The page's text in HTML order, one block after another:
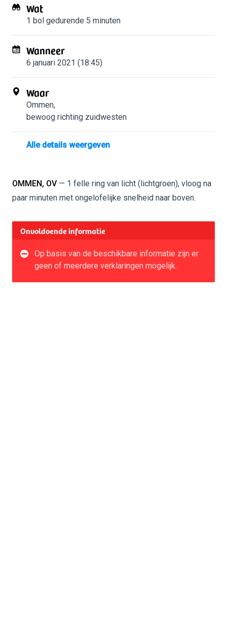
Wat
1 bol gedurende 5 minuten
Wanneer
6 januari 2021 (18:45)
Waar
Ommen,
bewoog richting zuidwesten
Alle details weergeven
OMMEN, OV — 1 felle ring van licht (lichtgroen), vloog na
paar minuten met ongelofelijke snelheid naar boven.
Onvoldoende informatie
Op basis van de beschikbare informatie zijn er
geen of meerdere verklaringen mogelijk.